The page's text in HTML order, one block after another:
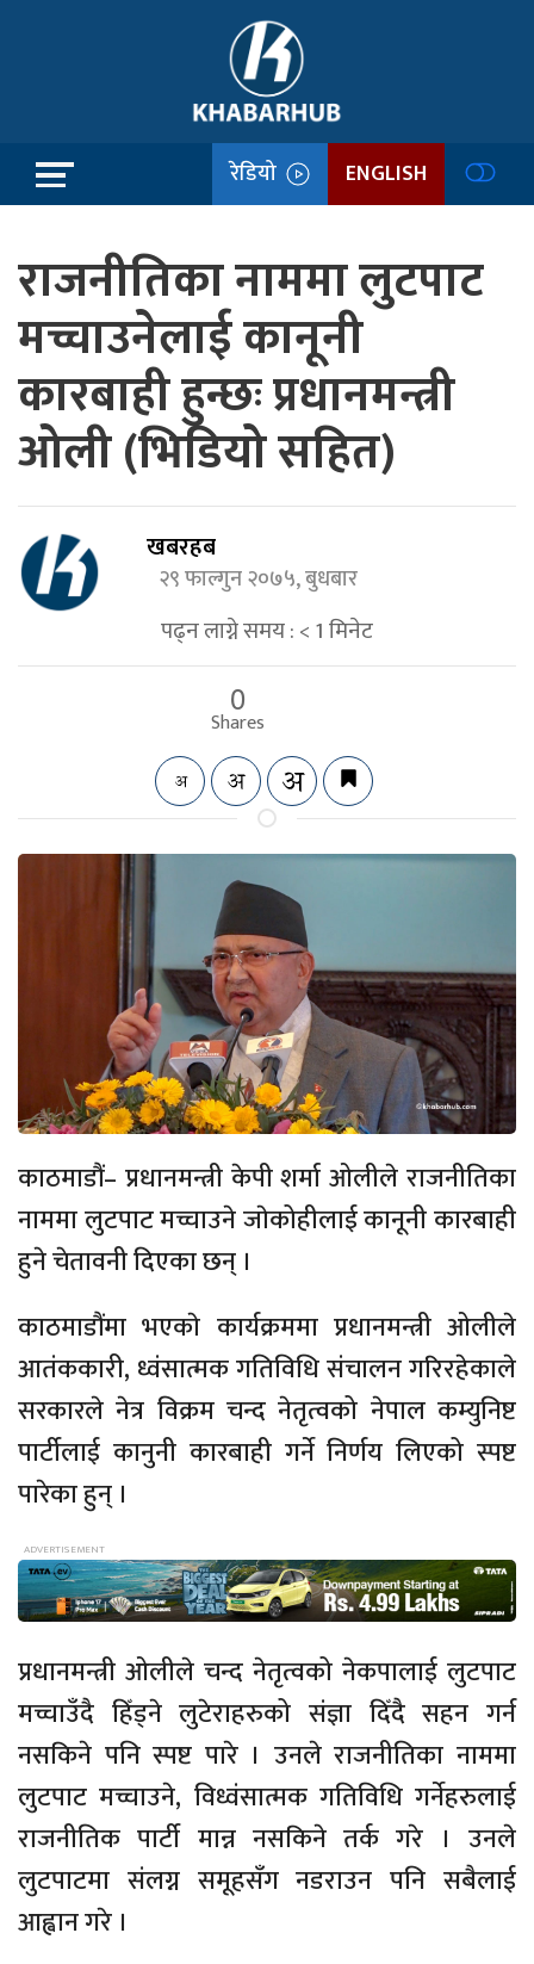
रेडियो ENGLISH
राजनीतिका नाममा लुटपाट
मच्चाउनेलाई कानूनी
कारबाही हुन्छः प्रधानमन्त्री
ओली (भिडियो सहित)
खबरहब
२९ फाल्गुन २०७५, बुधबार
पढ्न लाग्ने समय :< 1मिनेट
0
Shares
काठमाडौं– प्रधानमन्त्री केपी शर्मा ओलीले राजनीतिका
नाममा लुटपाट मच्चाउने जाेकोहीलाई कानूनी कारबाही
हुने चेतावनी दिएका छन् ।
काठमाडौंमा भएकाे कार्यक्रममा प्रधानमन्त्री ओलीले
आतंककारी, ध्वंसात्मक गतिविधि संचालन गरिरहेकाले
सरकारले नेत्र विक्रम चन्द नेतृत्वको नेपाल कम्युनिष्ट
पार्टीलाई कानुनी कारबाही गर्ने निर्णय लिएको स्पष्ट
पारेका हुन् ।
प्रधानमन्त्री ओलीले चन्द नेतृत्वको नेकपालाई लुटपाट
मच्चाउँदै हिँड्ने लुटेराहरुको संज्ञा दिँदै सहन गर्न
नसकिने पनि स्पष्ट पारे । उनले राजनीतिका नाममा
लुटपाट मच्चाउने, विध्वंसात्मक गतिविधि गर्नेहरुलाई
राजनीतिक पार्टी मान्न नसकिने तर्क गरे । उनले
लुटपाटमा संलग्न समूहसँग नडराउन पनि सबैलाई
आह्वान गरे ।